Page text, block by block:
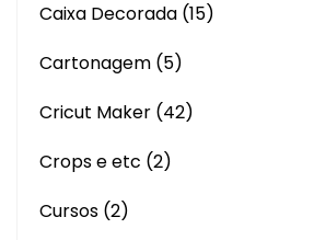
Caixa Decorada (15)
Cartonagem (5)
Cricut Maker (42)
Crops e etc (2)
Cursos (2)